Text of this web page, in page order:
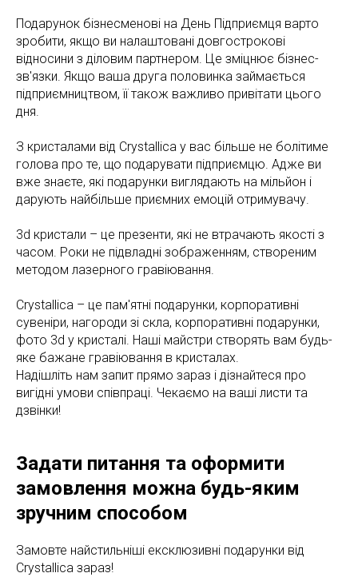
Подарунок бізнесменові на День Підприємця варто
зробити, якщо ви налаштовані довгострокові
відносини з діловим партнером. Це зміцнює бізнес-
зв'язки. Якщо ваша друга половинка займається
підприємництвом, її також важливо привітати цього
дня.
З кристалами від Crystallica у вас більше не болітиме
голова про те, що подарувати підприємцю. Адже ви
вже знаєте, які подарунки виглядають на мільйон і
дарують найбільше приємних емоцій отримувачу.
3d кристали – це презенти, які не втрачають якості з
часом. Роки не підвладні зображенням, створеним
методом лазерного гравіювання.
Crystallica – це пам'ятні подарунки, корпоративні
сувеніри, нагороди зі скла, корпоративні подарунки,
фото 3d у кристалі. Наші майстри створять вам будь-
яке бажане гравіювання в кристалах.
Надішліть нам запит прямо зараз і дізнайтеся про
вигідні умови співпраці. Чекаємо на ваші листи та
дзвінки!
Задати питання та оформити
замовлення можна будь-яким
зручним способом
Замовте найстильніші ексклюзивні подарунки від
Crystallica зараз!